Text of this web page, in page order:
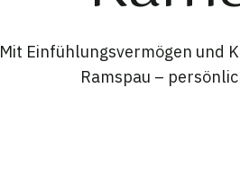
Mit Einfühlungsvermögen und
Ramspau –